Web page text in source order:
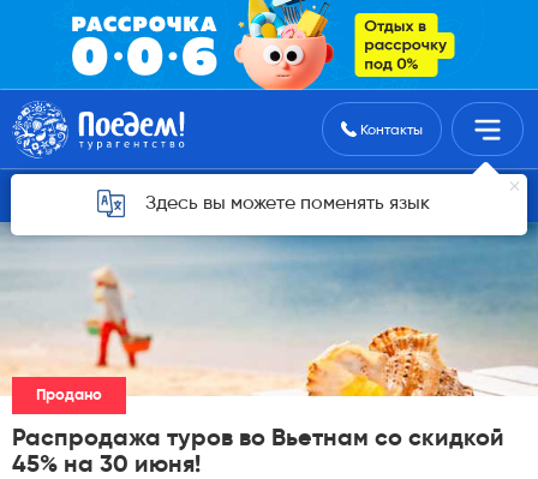
Поиск туровКонтакты
Здесь вы можете поменять язык
Горящие туры для Астаны
Продано
Распродажа туров во Вьетнам со скидкой
45% на 30 июня!